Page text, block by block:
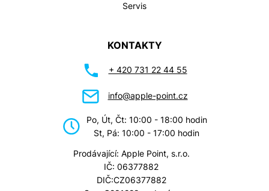
Servis
KONTAKTY
+ 420 731 22 44 55
info@apple-point.cz
Po, Út, Čt: 10:00 - 18:00 hodin
St, Pá: 10:00 - 17:00 hodin
Prodávající: Apple Point, s.r.o.
IČ: 06377882
DIČ:CZ06377882